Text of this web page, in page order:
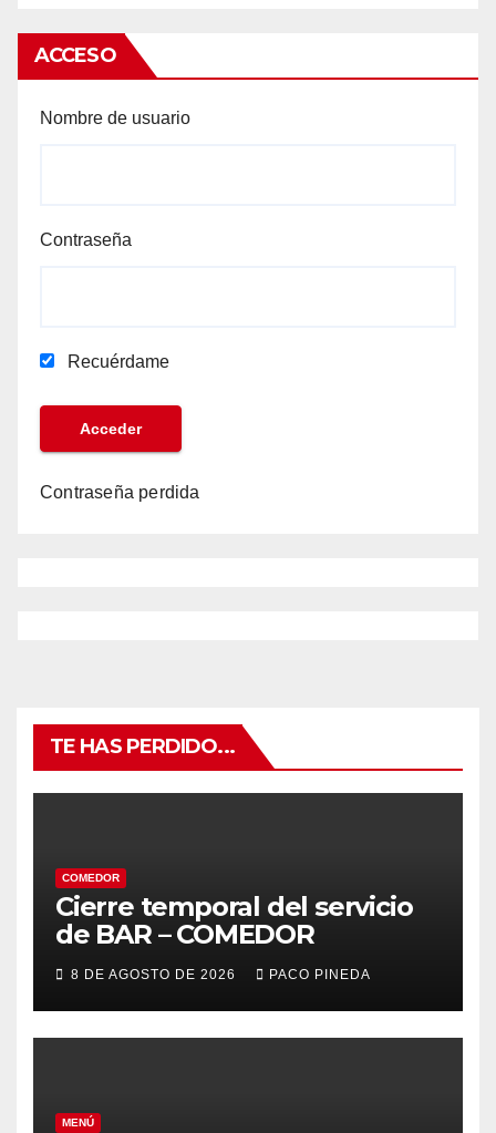
ACCESO
Nombre de usuario
Contraseña
Recuérdame
Contraseña perdida
TE HAS PERDIDO...
COMEDOR
Cierre temporal del servicio
de BAR – COMEDOR
8 DE AGOSTO DE 2026 PACO PINEDA
MENÚ